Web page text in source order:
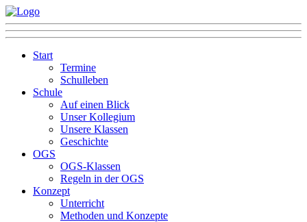
Start
Termine
Schulleben
Schule
Auf einen Blick
Unser Kollegium
Unsere Klassen
Geschichte
OGS
OGS-Klassen
Regeln in der OGS
Konzept
Unterricht
Methoden und Konzepte